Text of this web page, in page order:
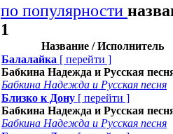
по популярности
1
Название / Исполнитель
Балалайка [ перейти ]
Бабкина Надежда и Русская
Бабкина Надежда и Русская песня
Близко к Дону [ перейти ]
Бабкина Надежда и Русская
Бабкина Надежда и Русская песня